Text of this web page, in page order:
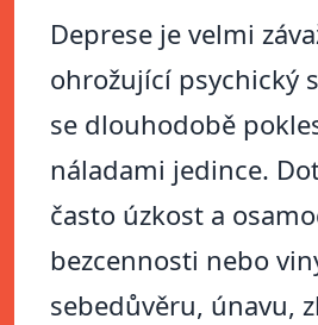
Deprese je velmi
ohrožující psychický
se dlouhodobě
náladami jedince.
často úzkost a
bezcennosti nebo
sebedůvěru, únavu,